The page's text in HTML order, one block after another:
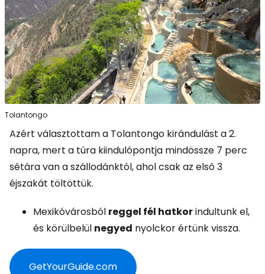
Tolantongo
Azért választottam a Tolantongo kirándulást a 2.
napra, mert a túra kiindulópontja mindössze 7 perc
sétára van a szállodánktól, ahol csak az első 3
éjszakát töltöttük.
Mexikóvárosból reggel fél hatkorindultunk el,
és körülbelül negyed nyolckor értünk vissza.
GetYourGuide.com